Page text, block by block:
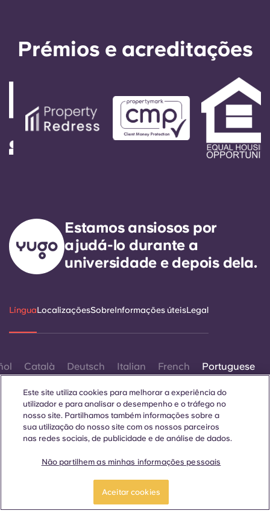
Prémios e acreditações
Estamos ansiosos por
ajudá-lo durante a
universidade e depois dela.
LínguaLocalizaçõesSobreInformações úteisLegal
Català Deutsch Italian French Portuguese
Sempre que palavras que denotam um género específico
Este site utiliza cookies para melhorar a experiência do
utilizador e para analisar o desempenho e o tráfego no
nosso site. Partilhamos também informações sobre a
sua utilização do nosso site com os nossos parceiros
nas redes sociais, de publicidade e de análise de dados.
Não partilhem as minhas informações pessoais
Aceitar cookies